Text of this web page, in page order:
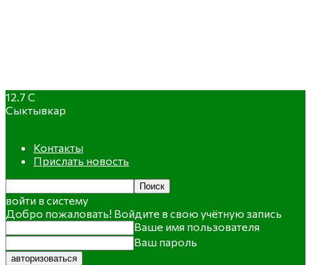
12.7 C
Сыктывкар
Контакты
Прислать новость
войти в систему
Добро пожаловать! Войдите в свою учётную запись
Ваше имя пользователя
Ваш пароль